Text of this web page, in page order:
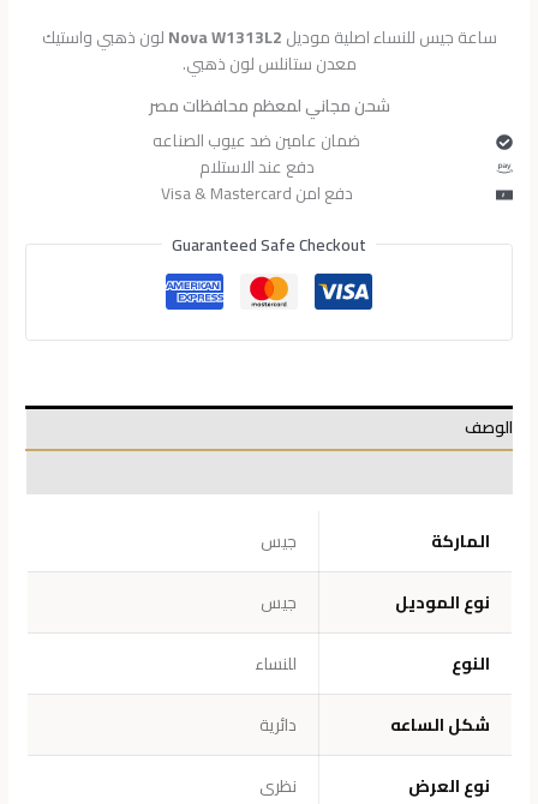
ساعة جيس للنساء اصلية موديلNova W1313L2لون ذهبي واستيك
معدن ستانلس لون ذهبي.
شحن مجاني لمعظم محافظات مصر
ضمان عامين ضد عيوب الصناعه
دفع عند الاستلام
دفع امن Visa & Mastercard
Guaranteed Safe Checkout
الوصف
الماركة
جيس
نوع الموديل
جيس
النوع
للنساء
شكل الساعه
دائرية
نوع العرض
نظرى